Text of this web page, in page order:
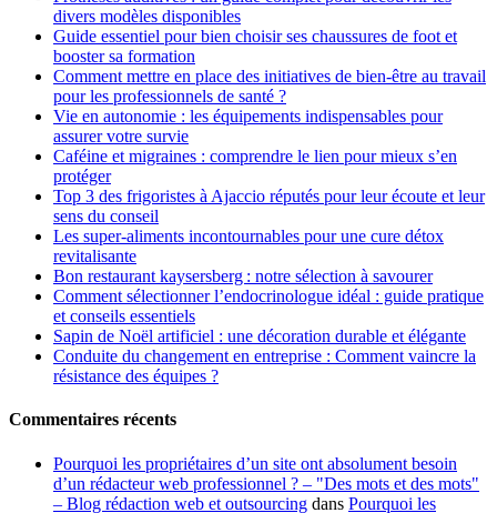
divers modèles disponibles
Guide essentiel pour bien choisir ses chaussures de foot et
booster sa formation
Comment mettre en place des initiatives de bien-être au travail
pour les professionnels de santé ?
Vie en autonomie : les équipements indispensables pour
assurer votre survie
Caféine et migraines : comprendre le lien pour mieux s’en
protéger
Top 3 des frigoristes à Ajaccio réputés pour leur écoute et leur
sens du conseil
Les super-aliments incontournables pour une cure détox
revitalisante
Bon restaurant kaysersberg : notre sélection à savourer
Comment sélectionner l’endocrinologue idéal : guide pratique
et conseils essentiels
Sapin de Noël artificiel : une décoration durable et élégante
Conduite du changement en entreprise : Comment vaincre la
résistance des équipes ?
Commentaires récents
Pourquoi les propriétaires d’un site ont absolument besoin
d’un rédacteur web professionnel ? – "Des mots et des mots"
– Blog rédaction web et outsourcing dans Pourquoi les